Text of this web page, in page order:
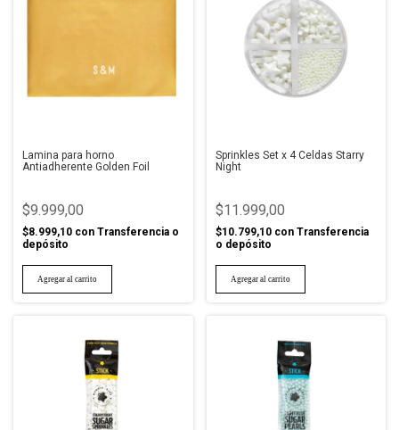
Lamina para horno
Antiadherente Golden Foil
$9.999,00
$8.999,10 con Transferencia o
depósito
Sprinkles Set x 4 Celdas Starry
Night
$11.999,00
$10.799,10 con Transferencia
o depósito